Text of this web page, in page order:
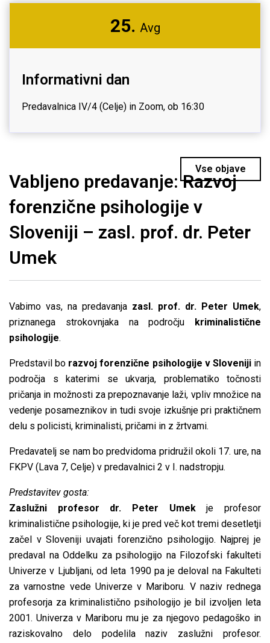
25. Avg
Informativni dan
Predavalnica IV/4 (Celje) in Zoom, ob 16:30
Vse objave
Vabljeno predavanje: Razvoj
forenzične psihologije v
Sloveniji – zasl. prof. dr. Peter
Umek
Vabimo vas, na predavanja zasl. prof. dr. Peter Umek,
priznanega strokovnjaka na področju
kriminalistične
psihologije.
Predstavil bo razvoj forenzične psihologije v Slovenijiin
področja s katerimi se ukvarja, problematiko točnosti
pričanja in možnosti za prepoznavanje laži, vpliv množice na
vedenje posameznikov in tudi svoje izkušnje pri praktičnem
delu s policisti, kriminalisti, pričami in z žrtvami.
Predavatelj se nam bo predvidoma pridružil okoli 17. ure, na
FKPV (Lava 7, Celje) v predavalnici 2 v I. nadstropju.
Predstavitev gosta:
Zaslužni profesor dr. Peter Umekje profesor
kriminalistične psihologije, ki je pred več kot tremi desetletji
začel v Sloveniji uvajati forenzično psihologijo. Najprej je
predaval na Oddelku za psihologijo na Filozofski fakulteti
Univerze v Ljubljani, od leta 1990 pa je deloval na Fakulteti
za varnostne vede Univerze v Mariboru. V naziv rednega
profesorja za kriminalistično psihologijo je bil izvoljen leta
2001. Univerza v Mariboru mu je za njegovo pedagoško in
raziskovalno delo podelila naziv zaslužni profesor.